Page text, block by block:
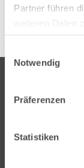
Partner führen
haben oder die
Notwendig
Präferenzen
Statistiken